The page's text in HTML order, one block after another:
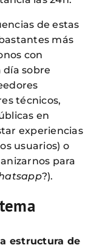
de estas
más
con
día sobre
técnicos,
en
experiencias
usuarios) o
para
?).
estructura de